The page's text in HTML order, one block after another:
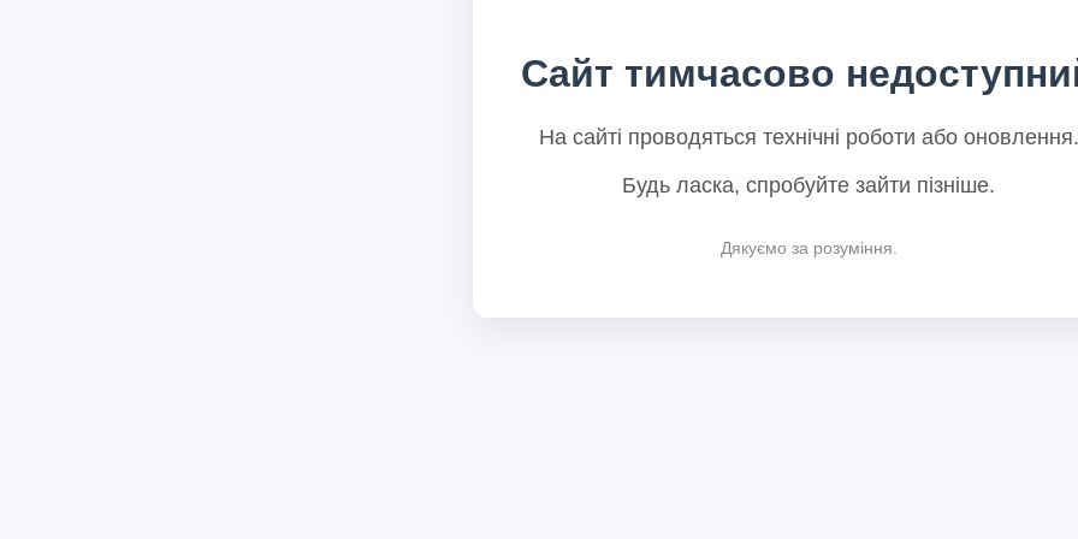
Сайт тимчасово
На сайті проводяться технічні роботи або оновлення.
Будь ласка, спробуйте зайти пізніше.
Дякуємо за розуміння.